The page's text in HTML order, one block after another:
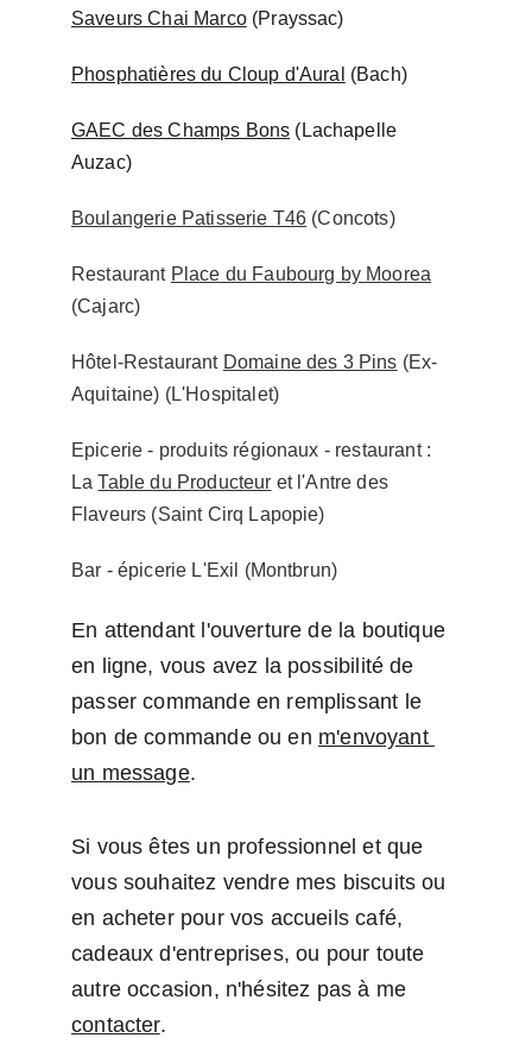
Saveurs Chai Marco (Prayssac)
Phosphatières du Cloup d'Aural (Bach)
GAEC des Champs Bons (Lachapelle
Auzac)
Boulangerie Patisserie T46 (Concots)
Restaurant Place du Faubourg by Moorea
(Cajarc)
Hôtel-Restaurant Domaine des 3 Pins (Ex-
Aquitaine) (L'Hospitalet)
Epicerie - produits régionaux - restaurant :
La Table du Producteur et l'Antre des
Flaveurs (Saint Cirq Lapopie)
Bar - épicerie L'Exil (Montbrun)
En attendant l'ouverture de la boutique
en ligne, vous avez la possibilité de
passer commande en remplissant le
bon de commande ou en m'envoyant
un message.
Si vous êtes un professionnel et que
vous souhaitez vendre mes biscuits ou
en acheter pour vos accueils café,
cadeaux d'entreprises, ou pour toute
autre occasion, n'hésitez pas à me
contacter.